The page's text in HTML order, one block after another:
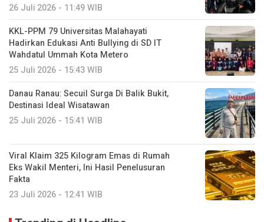
26 Juli 2026 - 11:49 WIB
KKL-PPM 79 Universitas Malahayati
Hadirkan Edukasi Anti Bullying di SD IT
Wahdatul Ummah Kota Metero
25 Juli 2026 - 15:43 WIB
Danau Ranau: Secuil Surga Di Balik Bukit,
Destinasi Ideal Wisatawan
25 Juli 2026 - 15:41 WIB
Viral Klaim 325 Kilogram Emas di Rumah
Eks Wakil Menteri, Ini Hasil Penelusuran
Fakta
23 Juli 2026 - 12:41 WIB